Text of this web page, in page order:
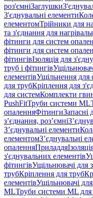
роз'ємніЗаглушки
З'єднувальні елементи
елементомТрійники для
та з'єднання для
фітинги для систем
фітинги для систем
фітингівІзоляція для
труб і фітингів
елементівУщільнення для
для трубКріплення для
для системКомплекти
PushFitТруби системи ML
опаленняФітингиЗапасні
з’єднання, роз’ємні
З’єднувальні елементи
елементомЗ’єднувальні
опаленняПриладдя
з'єднувальних елементів
фітингівУщільнювачі для
трубКріплення для труб
елементівУщільнювачі
MLТруби системи ML